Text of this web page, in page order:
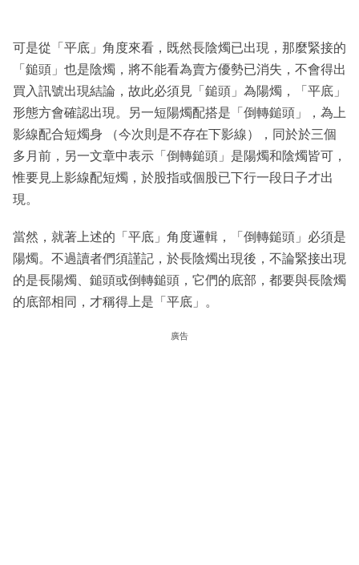
可是從「平底」角度來看，既然長陰燭已出現，那麼緊接的
「鎚頭」也是陰燭，將不能看為賣方優勢已消失，不會得出
買入訊號出現結論，故此必須見「鎚頭」為陽燭，「平底」
形態方會確認出現。另一短陽燭配搭是「倒轉鎚頭」，為上
影線配合短燭身 （今次則是不存在下影線），同於於三個
多月前，另一文章中表示「倒轉鎚頭」是陽燭和陰燭皆可，
惟要見上影線配短燭，於股指或個股已下行一段日子才出
現。
當然，就著上述的「平底」角度邏輯，「倒轉鎚頭」必須是
陽燭。不過讀者們須謹記，於長陰燭出現後，不論緊接出現
的是長陽燭、鎚頭或倒轉鎚頭，它們的底部，都要與長陰燭
的底部相同，才稱得上是「平底」。
廣告